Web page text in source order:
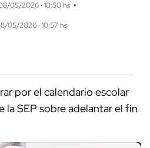
05/2026 · 10:50 hs
05/2026 · 10:57 hs
por el calendario escolar
la SEP sobre adelantar el fin